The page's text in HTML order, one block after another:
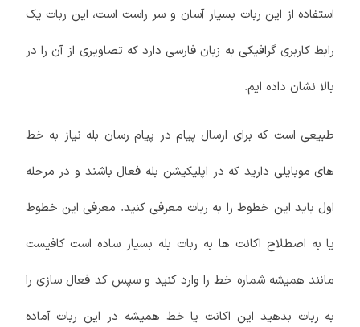
استفاده از این ربات بسیار آسان و سر راست است، این ربات یک
رابط کاربری گرافیکی به زبان فارسی دارد که تصاویری از آن را در
بالا نشان داده ایم.
طبیعی است که برای ارسال پیام در پیام رسان بله نیاز به خط
های موبایلی دارید که در اپلیکیشن بله فعال باشند و در مرحله
اول باید این خطوط را به ربات معرفی کنید. معرفی این خطوط
یا به اصطلاح اکانت ها به ربات بله بسیار ساده است کافیست
مانند همیشه شماره خط را وارد کنید و سپس کد فعال سازی را
به ربات بدهید این اکانت یا خط همیشه در این ربات آماده